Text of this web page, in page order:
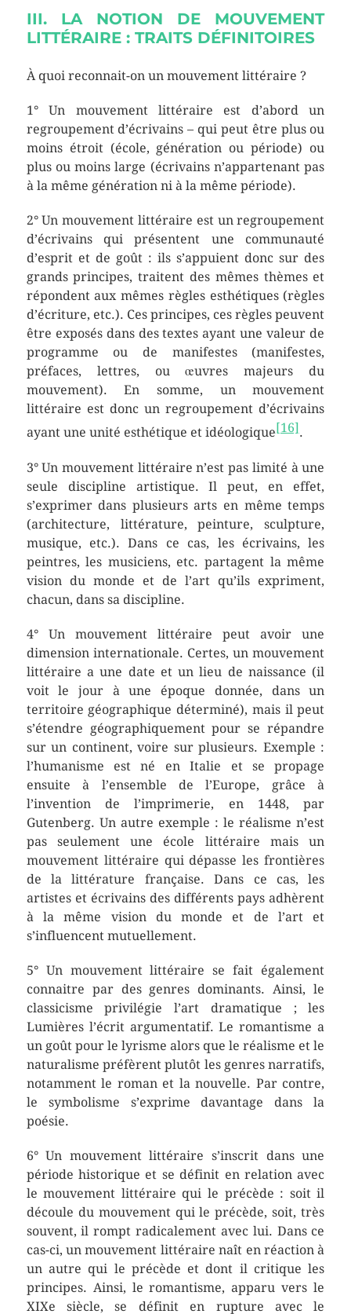
III. LA NOTION DE MOUVEMENT
LITTÉRAIRE : TRAITS DÉFINITOIRES
À quoi reconnait-on un mouvement littéraire ?
1° Un mouvement littéraire est d’abord un
regroupement d’écrivains – qui peut être plus ou
moins étroit (école, génération ou période) ou
plus ou moins large (écrivains n’appartenant pas
à la même génération ni à la même période).
2° Un mouvement littéraire est un regroupement
d’écrivains qui présentent une communauté
d’esprit et de goût : ils s’appuient donc sur des
grands principes, traitent des mêmes thèmes et
répondent aux mêmes règles esthétiques (règles
d’écriture, etc.). Ces principes, ces règles peuvent
être exposés dans des textes ayant une valeur de
programme ou de manifestes (manifestes,
préfaces, lettres, ou œuvres majeurs du
mouvement). En somme, un mouvement
littéraire est donc un regroupement d’écrivains
ayant une unité esthétique et idéologique[16].
3° Un mouvement littéraire n’est pas limité à une
seule discipline artistique. Il peut, en effet,
s’exprimer dans plusieurs arts en même temps
(architecture, littérature, peinture, sculpture,
musique, etc.). Dans ce cas, les écrivains, les
peintres, les musiciens, etc. partagent la même
vision du monde et de l’art qu’ils expriment,
chacun, dans sa discipline.
4° Un mouvement littéraire peut avoir une
dimension internationale. Certes, un mouvement
littéraire a une date et un lieu de naissance (il
voit le jour à une époque donnée, dans un
territoire géographique déterminé), mais il peut
s’étendre géographiquement pour se répandre
sur un continent, voire sur plusieurs. Exemple :
l’humanisme est né en Italie et se propage
ensuite à l’ensemble de l’Europe, grâce à
l’invention de l’imprimerie, en 1448, par
Gutenberg. Un autre exemple : le réalisme n’est
pas seulement une école littéraire mais un
mouvement littéraire qui dépasse les frontières
de la littérature française. Dans ce cas, les
artistes et écrivains des différents pays adhèrent
à la même vision du monde et de l’art et
s’influencent mutuellement.
5° Un mouvement littéraire se fait également
connaitre par des genres dominants. Ainsi, le
classicisme privilégie l’art dramatique ; les
Lumières l’écrit argumentatif. Le romantisme a
un goût pour le lyrisme alors que le réalisme et le
naturalisme préfèrent plutôt les genres narratifs,
notamment le roman et la nouvelle. Par contre,
le symbolisme s’exprime davantage dans la
poésie.
6° Un mouvement littéraire s’inscrit dans une
période historique et se définit en relation avec
le mouvement littéraire qui le précède : soit il
découle du mouvement qui le précède, soit, très
souvent, il rompt radicalement avec lui. Dans ce
cas-ci, un mouvement littéraire naît en réaction à
un autre qui le précède et dont il critique les
principes. Ainsi, le romantisme, apparu vers le
XIXe siècle, se définit en rupture avec le